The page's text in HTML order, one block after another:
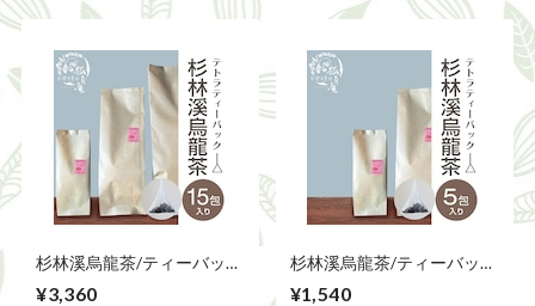
杉林溪烏龍茶/ティーバッ
¥3,360
杉林溪烏龍茶/ティーバッ
¥1,540